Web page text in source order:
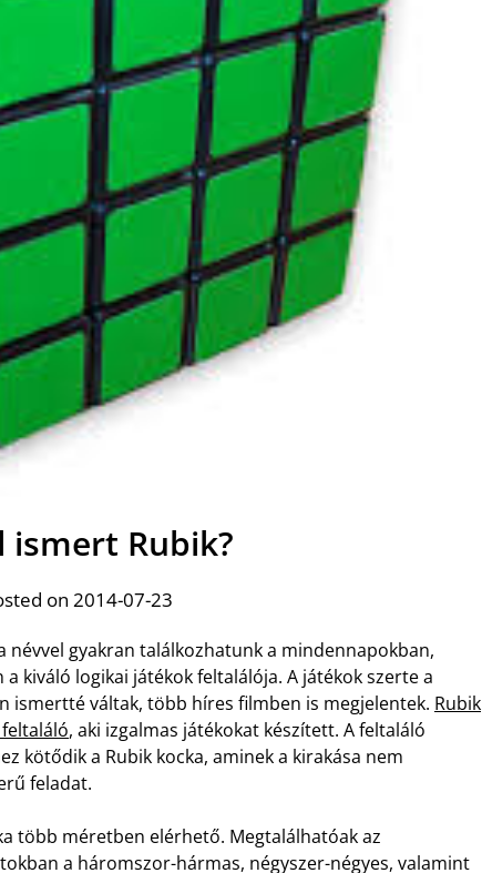
ismert Rubik?
on 2014-07-23
névvel gyakran találkozhatunk a mindennapokban,
a kiváló logikai játékok feltalálója. A játékok szerte a
ismertté váltak, több híres filmben is megjelentek. Rubik
, aki izgalmas játékokat készített. A feltaláló
kötődik a Rubik kocka, aminek a kirakása nem
feladat.
több méretben elérhető. Megtalálhatóak az
a háromszor-hármas, négyszer-négyes, valamint